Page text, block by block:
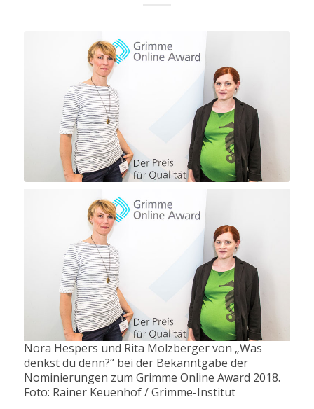
Nora Hespers und Rita Molzberger von „Was
denkst du denn?“ bei der Bekanntgabe der
Nominierungen zum Grimme Online Award 2018.
Foto: Rainer Keuenhof / Grimme-Institut